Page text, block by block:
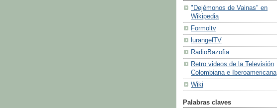
"Dejémonos de Vainas" en
Wikipedia
Formoltv
lurangelTV
RadioBazofia
Retro videos de la Televisión
Colombiana e Iberoamericana
Wiki
Palabras claves